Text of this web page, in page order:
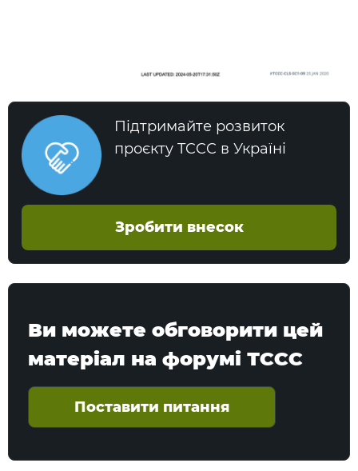
Підтримайте розвиток
проєкту TCCC в Україні
Зробити внесок
Ви можете обговорити цей
матеріал на форумі ТССС
Поставити питання